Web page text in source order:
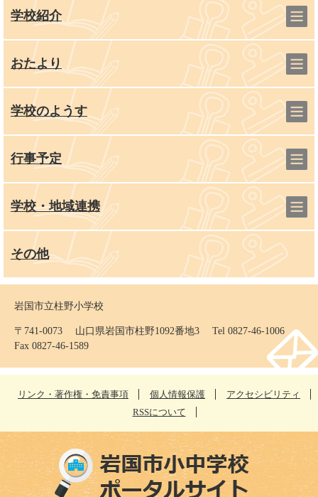
学校紹介
おたより
学校のようす
行事予定
学校・地域連携
その他
岩国市立柱野小学校
〒741-0073 山口県岩国市柱野1092番地3 Tel 0827-46-1006
Fax 0827-46-1589
リンク・著作権・免責事項 個人情報保護
アクセシビリティ
RSSについて